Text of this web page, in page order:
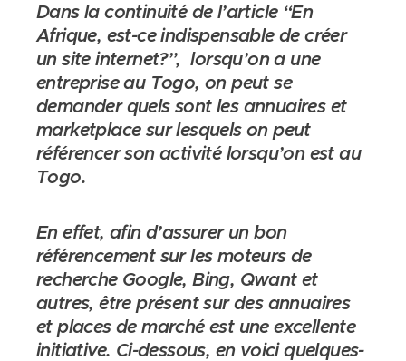
Dans la continuité de l’article “En
Afrique, est-ce indispensable de créer
un site internet?”, lorsqu’on a une
entreprise au Togo, on peut se
demander quels sont les annuaires et
marketplace sur lesquels on peut
référencer son activité lorsqu’on est au
Togo.
En effet, afin d’assurer un bon
référencement sur les moteurs de
recherche Google, Bing, Qwant et
autres, être présent sur des annuaires
et places de marché est une excellente
initiative. Ci-dessous, en voici quelques-